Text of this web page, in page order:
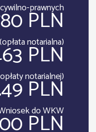
prawnych
PLN
notarialna)
PLN
notarialnej)
PLN
do WKW
PLN